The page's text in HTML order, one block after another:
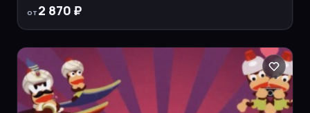
от 2 870 ₽